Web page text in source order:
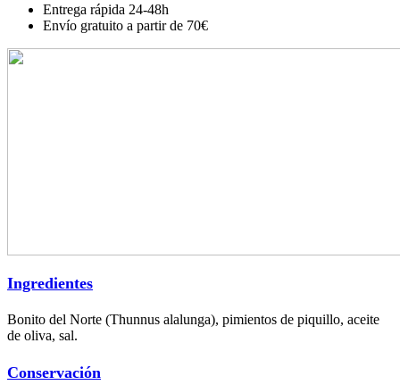
Entrega rápida 24-48h
Envío gratuito a partir de 70€
Ingredientes
Bonito del Norte (Thunnus alalunga), pimientos de piquillo, aceite
de oliva, sal.
Conservación